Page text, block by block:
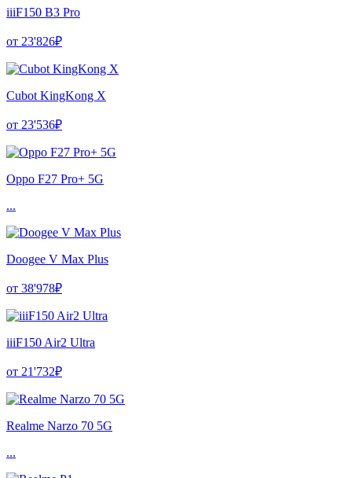
iiiF150 B3 Pro
от 23'826₽
Cubot KingKong X
от 23'536₽
Oppo F27 Pro+ 5G
...
Doogee V Max Plus
от 38'978₽
iiiF150 Air2 Ultra
от 21'732₽
Realme Narzo 70 5G
...